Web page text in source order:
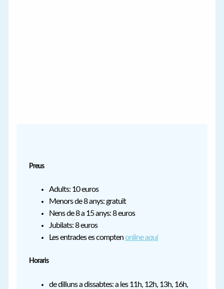
Preus
Adults: 10 euros
Menors de 8 anys: gratuït
Nens de 8 a 15 anys: 8 euros
Jubilats: 8 euros
Les entrades es comptenonline aquí
Horaris
de dilluns a dissabtes: a les 11h, 12h, 13h, 16h,